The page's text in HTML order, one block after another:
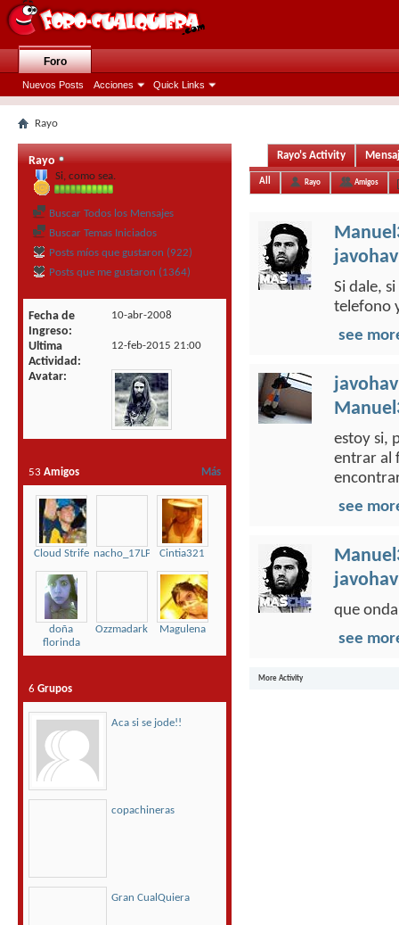
Foro
Nuevos Posts Acciones Quick Links
Rayo
Rayo
Si, como sea.
Buscar Todos los Mensajes
Buscar Temas Iniciados
Posts míos que gustaron (922)
Posts que me gustaron (1364)
Fecha de
Ingreso
10-abr-2008
Ultima
Actividad
12-feb-2015 21:00
Avatar
Más
53 Amigos
Cloud Strife nacho_17LParkCintia321
doña
florinda
Ozzmadark Magulena
6 Grupos
Aca si se jode!!
copachineras
Gran CualQuiera
Rayo's Activity
All Rayo Amigos
Si dale,
telefono
see
estoy si,
entrar al
see
que
see
More Activity